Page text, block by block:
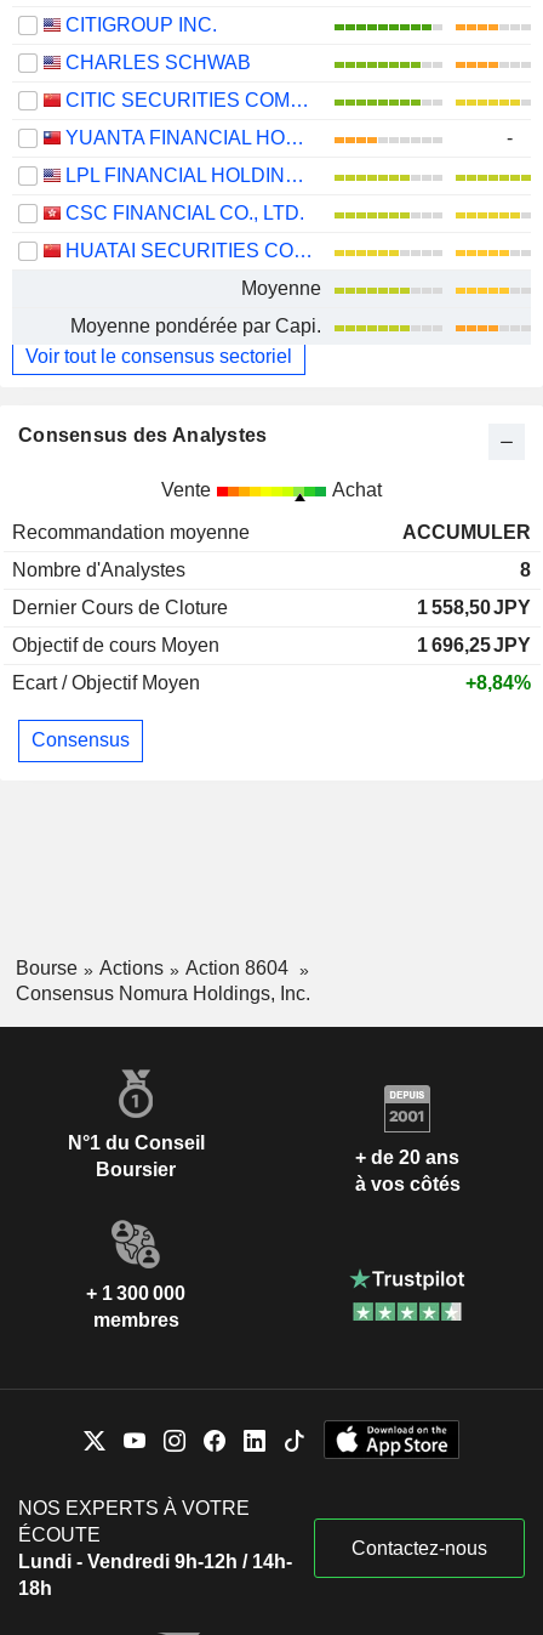
CITIGROUP INC.
CHARLES SCHWAB
CITIC SECURITIES COMPANY LIMITED
YUANTA FINANCIAL HOLDING CO., LTD.
-
LPL FINANCIAL HOLDINGS INC.
CSC FINANCIAL CO., LTD.
HUATAI SECURITIES CO., LTD.
Moyenne
Moyenne pondérée par Capi.
Voir tout le consensus sectoriel
Consensus des Analystes
Vente Achat
Recommandation moyenne
ACCUMULER
Nombre d'Analystes
8
Dernier Cours de Cloture
1 558,50JPY
Objectif de cours Moyen
1 696,25JPY
Ecart / Objectif Moyen
+8,84%
Consensus
Bourse Actions
Action 8604
Consensus Nomura Holdings, Inc.
N°1 du Conseil
Boursier
+ de 20 ans
à vos côtés
+ 1 300 000
membres
NOS EXPERTS À VOTRE
ÉCOUTE
Lundi - Vendredi 9h-12h / 14h-
18h
Contactez-nous